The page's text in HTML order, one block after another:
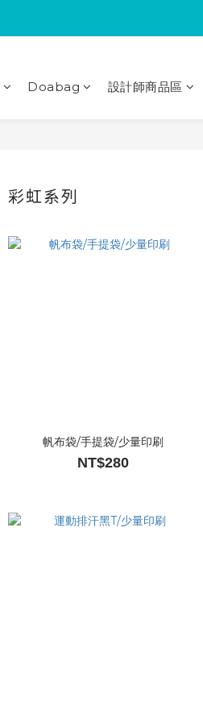
Doabag 設計師商品區
彩虹系列
帆布袋/手提袋/少量印刷
NT$280